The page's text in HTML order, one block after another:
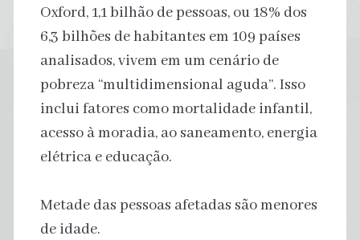
Oxford, 1,1 bilhão de pessoas, ou 18% dos
6,3 bilhões de habitantes em 109 países
analisados, vivem em um cenário de
pobreza “multidimensional aguda”. Isso
inclui fatores como mortalidade infantil,
acesso à moradia, ao saneamento, energia
elétrica e educação.
Metade das pessoas afetadas são menores
de idade.